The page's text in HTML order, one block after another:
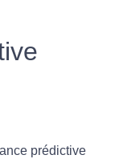
prédictive